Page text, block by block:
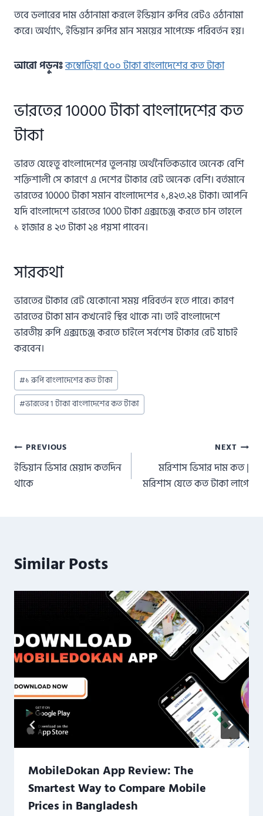
তবে ডলারের দাম ওঠানামা করলে ইন্ডিয়ান রুপির রেটও ওঠানামা
করে। অর্থ্যাৎ, ইন্ডিয়ান রুপির মান সময়ের সাপেক্ষে পরিবর্তন হয়।
আরো পড়ুনঃকম্বোডিয়া ৫০০ টাকাবাংলাদেশেরকত টাকা
ভারতের 10000 টাকা বাংলাদেশের কত
টাকা
ভারত যেহেতু বাংলাদেশের তুলনায় অর্থনৈতিকভাবে অনেক বেশি
শক্তিশালী সে কারণে এ দেশের টাকার রেট অনেক বেশি। বর্তমানে
ভারতের 10000 টাকা সমান বাংলাদেশের ১,৪২৩.২৪ টাকা। আপনি
যদি বাংলাদেশে ভারতের 1000 টাকা এক্সচেঞ্জ করতে চান তাহলে
১ হাজার ৪ ২৩ টাকা ২৪ পয়সা পাবেন।
সারকথা
ভারতের টাকার রেট যেকোনো সময় পরিবর্তন হতে পারে। কারণ
ভারতের টাকা মান কখনোই স্থির থাকে না। তাই বাংলাদেশে
ভারতীয় রুপি এক্সচেঞ্জ করতে চাইলে সর্বশেষ টাকার রেট যাচাই
করবেন।
Post
Tags:
#১ রুপি বাংলাদেশের কত টাকা
#ভারতের 1 টাকা বাংলাদেশের কত টাকা
Post
navigation
PREVIOUS
ইন্ডিয়ান ভিসার মেয়াদ কতদিন
থাকে
NEXT
মরিশাস ভিসার দাম কত |
মরিশাস যেতে কত টাকা লাগে
Similar Posts
MobileDokan App Review: The
Smartest Way to Compare Mobile
Prices in Bangladesh